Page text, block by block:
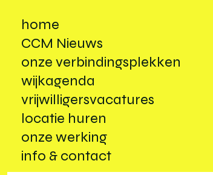
home
CCM Nieuws
onze verbindingsplekken
wijkagenda
vrijwilligersvacatures
locatie huren
onze werking
info & contact